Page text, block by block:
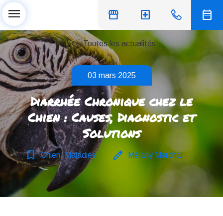
storefront local_hospital date_range
menu
chevron_left Toutes les actualités
03 mars 2025
Diarrhée Chronique chez le
Chien : Causes, Diagnostic et
Solutions
bookmark_border Chien, Maladies edit Mélany Marchal